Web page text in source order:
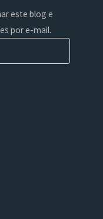
este blog e
por e-mail.